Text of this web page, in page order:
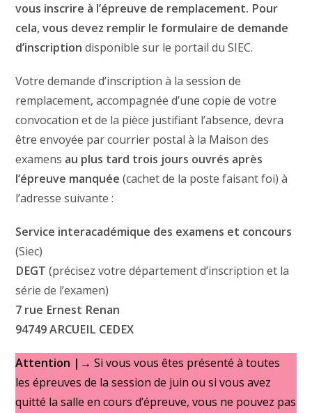
vous inscrire à l’épreuve de remplacement. Pour
cela, vous devez remplir le formulaire de demande
d’inscription disponible sur le portail du SIEC.
Votre demande d’inscription à la session de
remplacement, accompagnée d’une copie de votre
convocation et de la pièce justifiant l’absence, devra
être envoyée par courrier postal à la Maison des
examens au plus tard trois jours ouvrés après
l’épreuve manquée (cachet de la poste faisant foi) à
l’adresse suivante :
Service interacadémique des examens et concours
(Siec)
DEGT (précisez votre département d’inscription et la
série de l’examen)
7 rue Ernest Renan
94749 ARCUEIL CEDEX
Attention |→ Si vous vous êtes présenté à toutes
les épreuves de la session de juin ou si vous avez
quitté la salle en cours d’épreuve, vous ne pouvez pas